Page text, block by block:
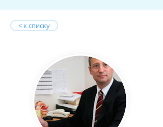
< к списку